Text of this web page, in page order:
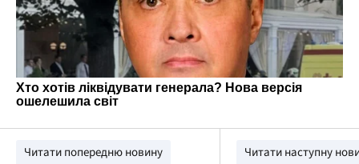
Читати попередню новину Читати наступну